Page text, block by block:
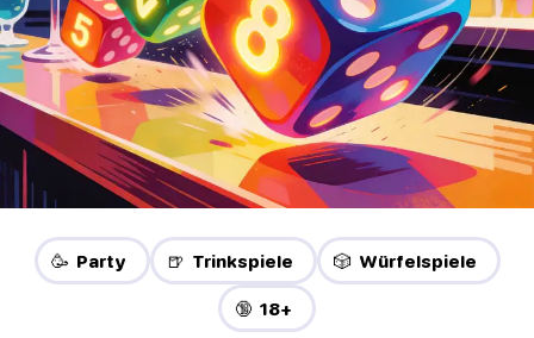
🥳 Party 🍺 Trinkspiele 🎲 Würfelspiele
🔞 18+